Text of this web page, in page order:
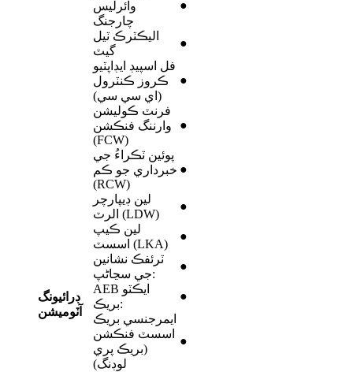
وائرليس
چارجنگ
●
اليڪٽرڪ ٽيل
گيٽ
●
ڊرائيونگ
آٽوميشن
فل اسپيڊ ايڊاپٽيو
ڪروز ڪنٽرول
(اي سي سي)
●
فرنٽ ڪوليشن
وارننگ فنڪشن
(FCW)
●
پوئين ٽڪراءُ جي
خبرداري جو ڪم
(RCW)
●
لين ڊيپارچر
الرٽ (LDW)
●
لين ڪيپ
اسسٽ (LKA)
●
ٽرئفڪ نشانين
جي سڃاڻپ:
●
AEB ايڪٽو
بريڪ:
●
ايمرجنسي بريڪ
اسسٽ فنڪشن
(بريڪ پري
لوڊنگ)
●